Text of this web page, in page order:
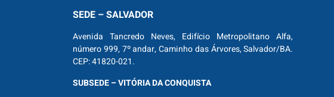
SEDE – SALVADOR
Avenida Tancredo Neves, Edifício Metropolitano Alfa,
número 999, 7º andar, Caminho das Árvores, Salvador/BA.
CEP: 41820-021.
SUBSEDE – VITÓRIA DA CONQUISTA